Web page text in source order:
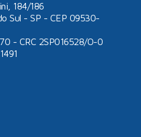
184/186
Sul - SP - CEP 09530-
- CRC 2SP016528/O-0